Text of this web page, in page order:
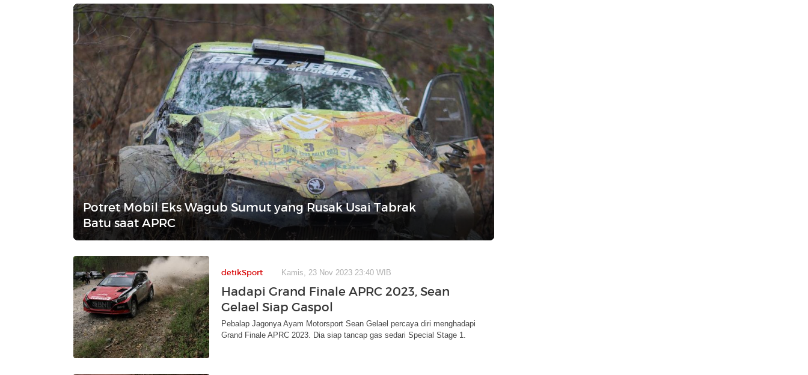
Potret Mobil Eks Wagub Sumut yang Rusak Usai Tabrak
Batu saat APRC
detikSport Kamis, 23 Nov 2023 23:40 WIB
Hadapi Grand Finale APRC 2023, Sean
Gelael Siap Gaspol
Pebalap Jagonya Ayam Motorsport Sean Gelael percaya diri menghadapi
Grand Finale APRC 2023. Dia siap tancap gas sedari Special Stage 1.